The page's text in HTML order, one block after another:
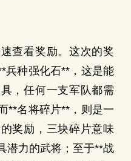
看奖励。这次的奖
兵种强化石**，这是能
，任何一支军队都需
**名将碎片**，则是一
奖励，三块碎片意味
潜力的武将；至于**战